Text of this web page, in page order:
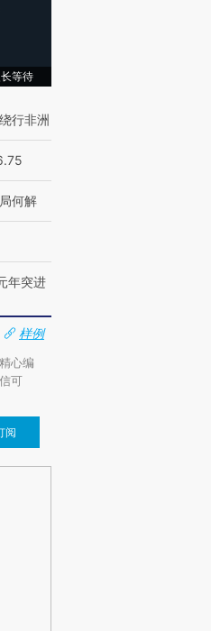
等待
行非洲
何解
年突进
样例
心编
可
阅